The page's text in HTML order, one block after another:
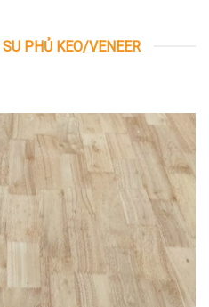
PHỦ KEO/VENEER